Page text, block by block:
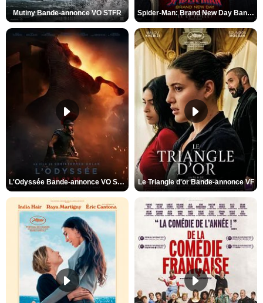
Mutiny Bande-annonce VO STFR Spider-Man: Brand New Day Bande-annonce VO STFR
L'Odyssée Bande-annonce VO STFR Le Triangle d'or Bande-annonce VF